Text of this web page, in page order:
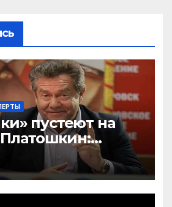
пустеют на
Платошкин:
что власть
красивыми